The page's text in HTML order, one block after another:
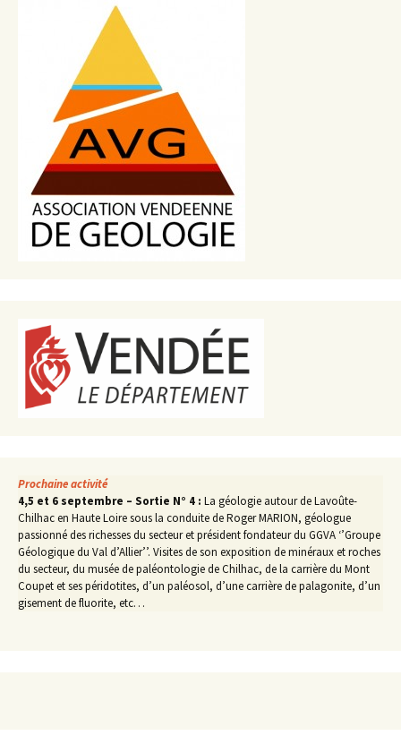
Prochaine activité
4,5 et 6 septembre – Sortie N° 4 : La géologie autour de Lavoûte-
Chilhac en Haute Loire sous la conduite de Roger MARION, géologue
passionné des richesses du secteur et président fondateur du GGVA ‘’Groupe
Géologique du Val d’Allier’’. Visites de son exposition de minéraux et roches
du secteur, du musée de paléontologie de Chilhac, de la carrière du Mont
Coupet et ses péridotites, d’un paléosol, d’une carrière de palagonite, d’un
gisement de fluorite, etc…